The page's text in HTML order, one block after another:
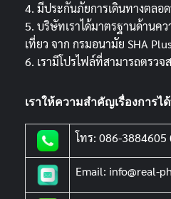
4. มีประกันภัยการเดินทางตลอ
5. บริษัทเราได้มาตรฐานด้านค
เที่ยว จาก กรมอนามัย SHA
6. เรามีโปรไฟล์ที่สามารถตรวจ
เราให้ความสำคัญเรื่องการ
โทร: 086-3884605
Email: info@real-